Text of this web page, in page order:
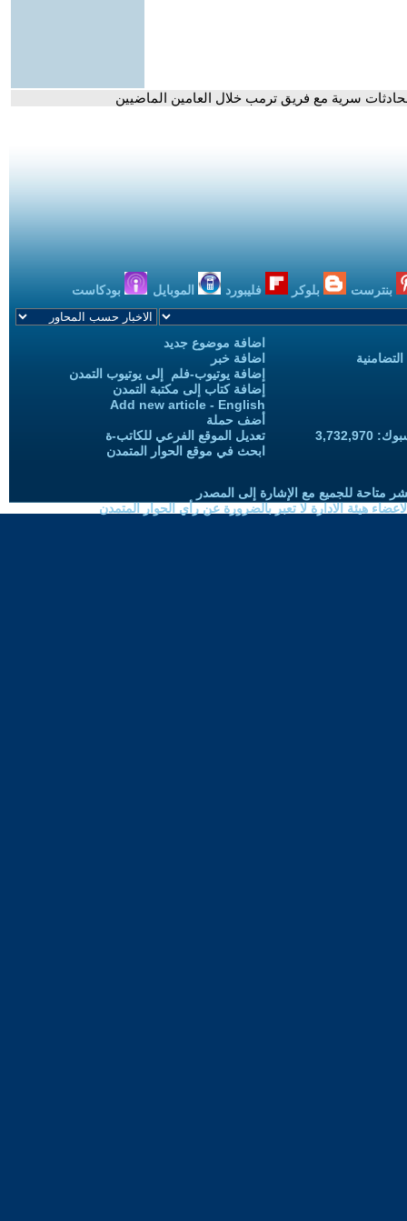
سرية مع فريق ترمب خلال العامين الماضيين
بنترست بلوكر فليبورد الموبايل بودكاست
اضافة موضوع جديد
اضافة خبر
إضافة يوتيوب-فلم إلى يوتيوب التمدن
إضافة كتاب إلى مكتبة التمدن
Add new article - English
أضف حملة
تعديل الموقع الفرعي للكاتب-ة
ابحث في موقع الحوار المتمدن
متاحة للجميع مع الإشارة إلى المصدر
هيئة الادارة لا تعبر بالضرورة عن رأي الحوار المتمدن